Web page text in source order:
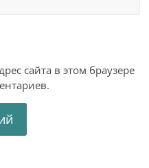
сайта в этом браузере